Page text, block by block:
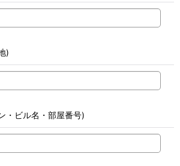
)
・ビル名・部屋番号)